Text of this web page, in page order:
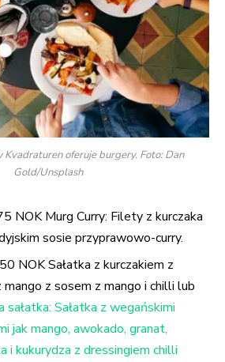
oferuje burgery. Foto: Dan
Gold/Unsplash
NOK Murg Curry: Filety z kurczaka
sosie przyprawowo-curry.
NOK Sałatka z kurczakiem z
mango z sosem z mango i chilli lub
sałatka: Sałatka z wegańskimi
jak mango, awokado, granat,
i kukurydza z dressingiem chilli